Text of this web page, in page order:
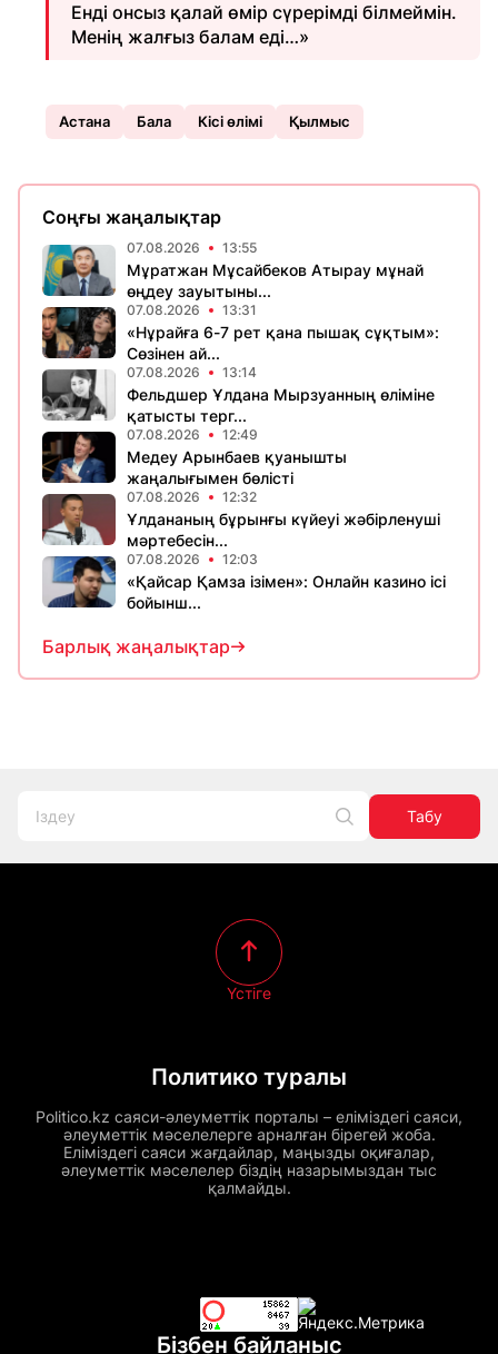
Енді онсыз қалай өмір сүрерімді білмеймін.
Менің жалғыз балам еді…»
Астана Бала Кісі өлімі Қылмыс
Соңғы жаңалықтар
07.08.2026 13:55
Мұратжан Мұсайбеков Атырау мұнай
өңдеу зауытыны...
07.08.2026 13:31
«Нұрайға 6-7 рет қана пышақ сұқтым»:
Сөзінен ай...
07.08.2026 13:14
Фельдшер Ұлдана Мырзуанның өліміне
қатысты терг...
07.08.2026 12:49
Медеу Арынбаев қуанышты
жаңалығымен бөлісті
07.08.2026 12:32
Ұлдананың бұрынғы күйеуі жәбірленуші
мәртебесін...
07.08.2026 12:03
«Қайсар Қамза ізімен»: Онлайн казино ісі
бойынш...
Барлық жаңалықтар
Табу
Политико туралы
Politico.kz саяси-әлеуметтік порталы – еліміздегі саяси,
әлеуметтік мәселелерге арналған бірегей жоба.
Еліміздегі саяси жағдайлар, маңызды оқиғалар,
әлеуметтік мәселелер біздің назарымыздан тыс
қалмайды.
Үстіге
Бізбен байланыс